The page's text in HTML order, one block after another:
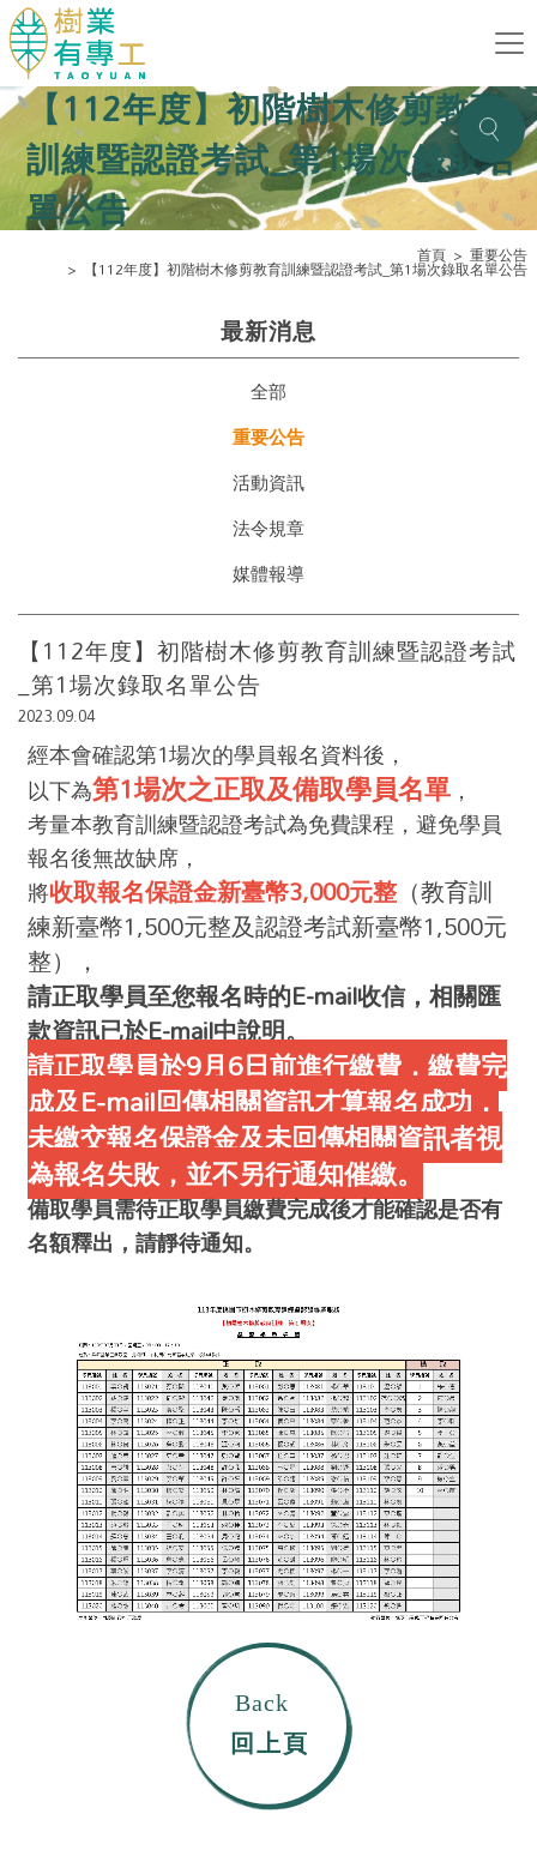
【112年度】初階樹木修剪教育
訓練暨認證考試_第1場次錄取名
單公告
首頁 重要公告
【112年度】初階樹木修剪教育訓練暨認證考試_第1場次錄取名單公告
最新消息
全部
重要公告
活動資訊
法令規章
媒體報導
【112年度】初階樹木修剪教育訓練暨認證考試
_第1場次錄取名單公告
2023.09.04
經本會確認第1場次的學員報名資料後，
以下為第1場次之正取及備取學員名單 ，
考量本教育訓練暨認證考試為免費課程，避免學員
報名後無故缺席，
將收取報名保證金新臺幣3,000元整 （教育訓
練新臺幣1,500元整及認證考試新臺幣1,500元
整），
請正取學員至您報名時的E-mail收信，相關匯
款資訊已於E-mail中說明。
請正取學員於9月6日前進行繳費，繳費完
成及E-mail回傳相關資訊才算報名成功，
未繳交報名保證金及未回傳相關資訊者視
為報名失敗，並不另行通知催繳。
備取學員需待正取學員繳費完成後才能確認是否有
名額釋出，請靜待通知。